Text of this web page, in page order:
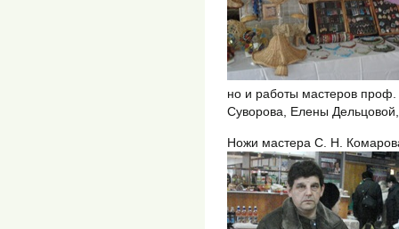
но и работы мастеров
Суворова, Елены
Ножи мастера С. Н.